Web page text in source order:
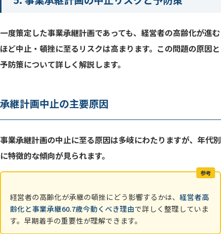
一度策定した事業承継計画であっても、経営者の高齢化が進む
ほど中止・頓挫に至るリスクは高まります。この問題の原因と
予防策について詳しく解説します。
承継計画中止の主要原因
事業承継計画の中止に至る原因は多岐にわたりますが、年代別
に特徴的な傾向が見られます。
参考
経営者の高齢化が承継の頓挫にどう影響するかは、 経営者高
齢化と事業承継60.7歳今動くべき理由で詳しく整理していま
す。早期着手の重要性が理解できます。